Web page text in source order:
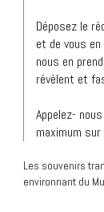
Déposez le
et de vous
nous en
révèlent et
Appelez-
maximum
Les souvenirs
environnant du